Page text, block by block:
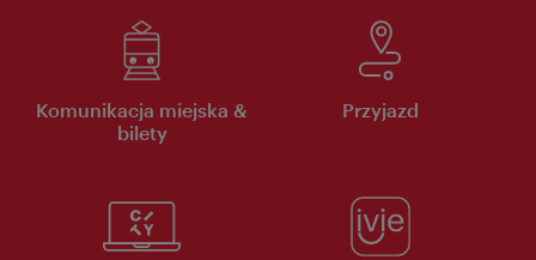
Komunikacja miejska &
bilety
Przyjazd